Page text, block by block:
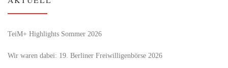
TeiM+ Highlights Sommer 2026
Wir waren dabei: 19. Berliner Freiwilligenbörse 2026